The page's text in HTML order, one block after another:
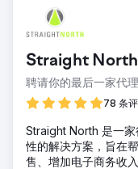
Straight North
聘请你的最后一家代
78 条
Straight North 是一
性的解决方案，旨在
售、增加电子商务收